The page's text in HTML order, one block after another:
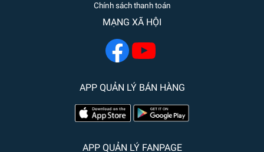
Chính sách thanh toán
MẠNG XÃ HỘI
APP QUẢN LÝ BÁN HÀNG
APP QUẢN LÝ FANPAGE